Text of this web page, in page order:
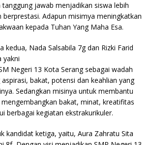
jawab menjadikan siswa lebih
berprestasi. Adapun misimya meningkatkan
kepada Tuhan Yang Maha Esa.
kedua, Nada Salsabila 7g dan Rizki Farid
yakni
Negeri 13 Kota Serang sebagai wadah
bakat, potensi dan keahlian yang
Sedangkan misinya untuk membantu
bakat, minat, kreatifitas
berbagai kegiatan ekstrakurikuler.
kandidat ketiga, yaitu, Aura Zahratu Sita